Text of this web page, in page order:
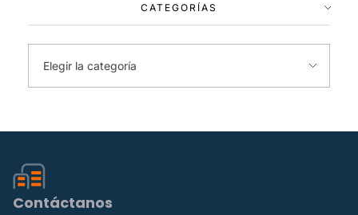
CATEGORÍAS
Contáctanos